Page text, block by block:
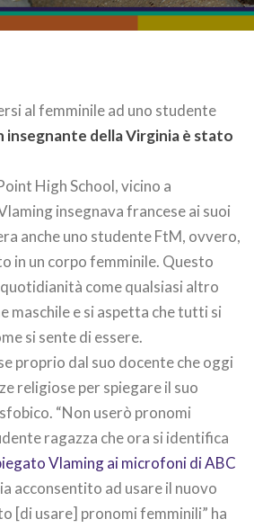
al femminile ad uno studente
insegnante della Virginia è stato
High School, vicino a
insegnava francese ai suoi
anche uno studente FtM, ovvero,
in un corpo femminile. Questo
come qualsiasi altro
maschile e si aspetta che tutti si
si sente di essere.
proprio dal suo docente che oggi
religiose per spiegare il suo
“Non userò pronomi
ragazza che ora si identifica
Vlaming ai microfoni di ABC
acconsentito ad usare il nuovo
[di usare] pronomi femminili” ha